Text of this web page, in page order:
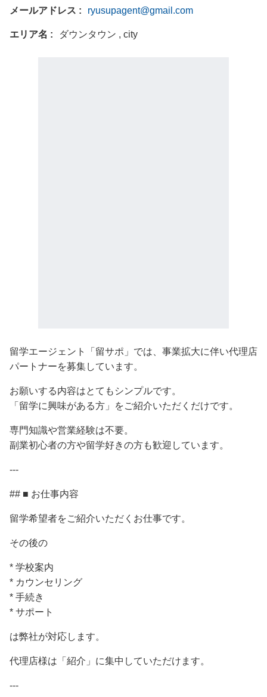
メールアドレス ryusupagent@gmail.com
エリア名 ダウンタウン , city
留学エージェント「留サポ」では、事業拡大に伴い代理店
パートナーを募集しています。
お願いする内容はとてもシンプルです。
「留学に興味がある方」をご紹介いただくだけです。
専門知識や営業経験は不要。
副業初心者の方や留学好きの方も歓迎しています。
---
## ■ お仕事内容
留学希望者をご紹介いただくお仕事です。
その後の
* 学校案内
* カウンセリング
* 手続き
* サポート
は弊社が対応します。
代理店様は「紹介」に集中していただけます。
---